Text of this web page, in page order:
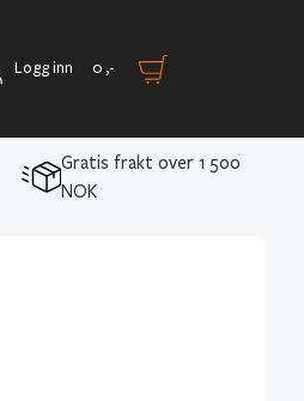
Logg inn 0 ,-
Gratis frakt over 1 500
NOK